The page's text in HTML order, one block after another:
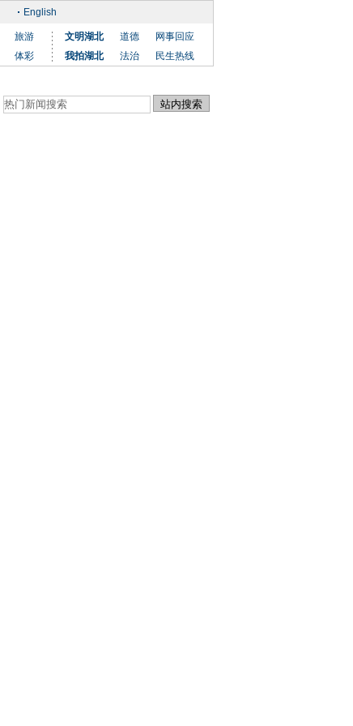
English
旅游
体彩
文明湖北 道德
网事回应
我拍湖北
法治 民生热线